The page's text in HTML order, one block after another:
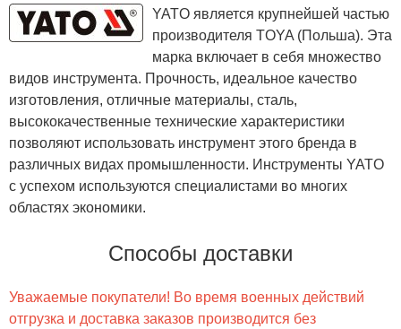
YATO является крупнейшей частью
производителя TOYA (Польша). Эта
марка включает в себя множество
видов инструмента. Прочность, идеальное качество
изготовления, отличные материалы, сталь,
высококачественные технические характеристики
позволяют использовать инструмент этого бренда в
различных видах промышленности. Инструменты YATO
с успехом используются специалистами во многих
областях экономики.
Способы доставки
Уважаемые покупатели! Во время военных действий
отгрузка и доставка заказов производится без